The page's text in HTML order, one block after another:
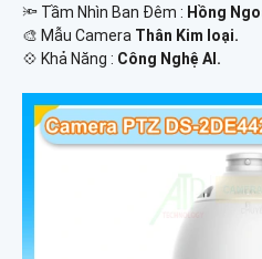
🔦 Tầm Nhìn Ban Đêm : Hồng
🎨 Mẫu Camera Thân Kim loại.
️💠 Khả Năng : Công Nghệ AI.